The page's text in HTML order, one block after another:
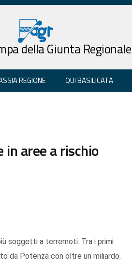
della Giunta Regionale
REGIONE QUI BASILICATA
aree a rischio
soggetti a terremoti. Tra i primi
da Potenza con oltre un miliardo.